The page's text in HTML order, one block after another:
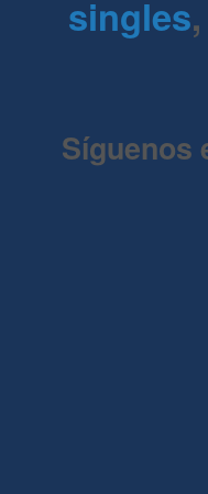
singles,
Síguenos